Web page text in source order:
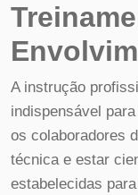
A instrução
indispensável
os colaboradores
técnica e estar
estabelecidas